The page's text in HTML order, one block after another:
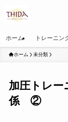
ホーム トレーニン
ホーム 未分類
加圧トレー
係 ②